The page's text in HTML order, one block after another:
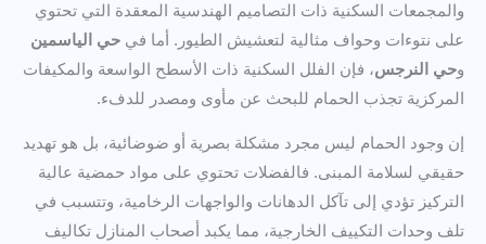
والمجمعات السكنية ذات التصاميم الهندسية المعقدة التي تحتوي
على نتوءات وحواف مثالية لتعشيش الطيور. أما في حي الياسمين
وحي النرجس، فإن الفلل السكنية ذات الأسطح الواسعة والمكيفات
المركزية تجذب الحمام للبحث عن مأوى ومصدر للدفء.
إن وجود الحمام ليس مجرد مشكلة بصرية أو ضوضائية، بل هو تهديد
حقيقي لسلامة المبنى. فالفضلات تحتوي على مواد حمضية عالية
التركيز تؤدي إلى تآكل الدهانات والواجهات الرخامية، وتتسبب في
تلف وحدات التكييف الخارجية، مما يكبد أصحاب المنازل تكاليف